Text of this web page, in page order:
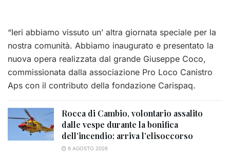
“Ieri abbiamo vissuto un’ altra giornata speciale per la
nostra comunità. Abbiamo inaugurato e presentato la
nuova opera realizzata dal grande Giuseppe Coco,
commissionata dalla associazione Pro Loco Canistro
Aps con il contributo della fondazione Carispaq.
Rocca di Cambio, volontario assalito
dalle vespe durante la bonifica
dell’incendio: arriva l’elisoccorso
8 AGOSTO 2026